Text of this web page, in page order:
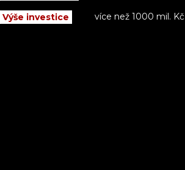
Výše investice více než 1000 mil. Kč